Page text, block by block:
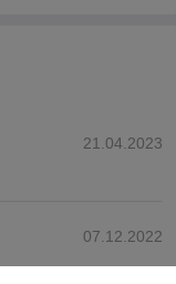
21.04.2023
07.12.2022